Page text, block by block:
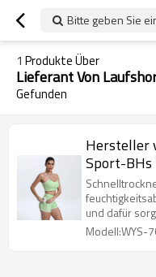
Bitte geben Sie
1 Produkte Über
Lieferant Von
Gefunden
Hersteller
Sport-BHs
Laufshorts
für Frauen
und dafür
Trainings
Modell:WYS-